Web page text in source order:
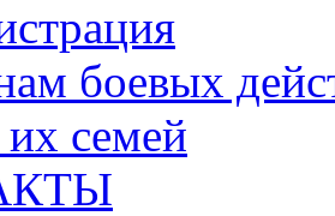
боевых
семей